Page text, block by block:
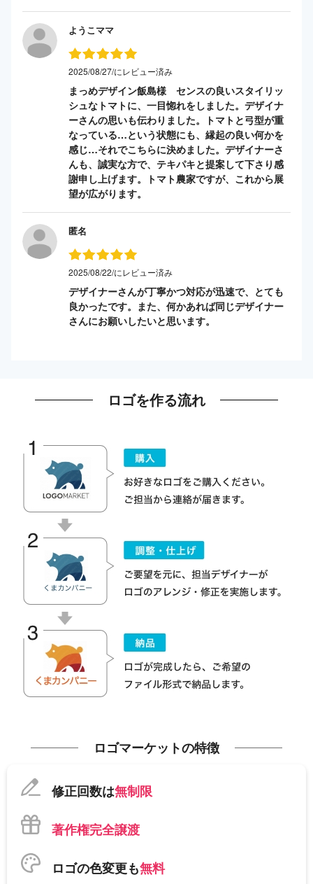
ようこママ
2025/08/27/にレビュー済み
まっめデザイン飯島様 センスの良いスタイリッ
シュなトマトに、一目惚れをしました。デザイナ
ーさんの思いも伝わりました。トマトと弓型が重
なっている…という状態にも、縁起の良い何かを
感じ…それでこちらに決めました。デザイナーさ
んも、誠実な方で、テキパキと提案して下さり感
謝申し上げます。トマト農家ですが、これから展
望が広がります。
匿名
2025/08/22/にレビュー済み
デザイナーさんが丁寧かつ対応が迅速で、とても
良かったです。また、何かあれば同じデザイナー
さんにお願いしたいと思います。
ロゴを作る流れ
ロゴマーケットの特徴
修正回数は無制限
著作権完全譲渡
ロゴの色変更も無料